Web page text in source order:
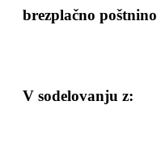
brezplačno poštnino
V sodelovanju z: